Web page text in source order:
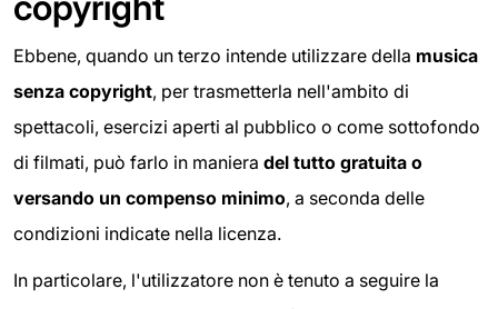
Ebbene, quando un terzo intende utilizzare della musica
senza copyright, per trasmetterla nell'ambito di
spettacoli, esercizi aperti al pubblico o come sottofondo
di filmati, può farlo in maniera del tutto gratuita o
versando un compenso minimo, a seconda delle
condizioni indicate nella licenza.
In particolare, l'utilizzatore non è tenuto a seguire la